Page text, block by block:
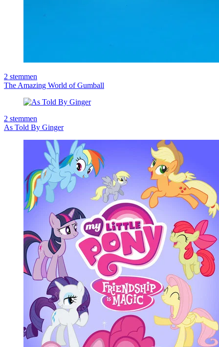
2 stemmen
The Amazing World of Gumball
2 stemmen
As Told By Ginger